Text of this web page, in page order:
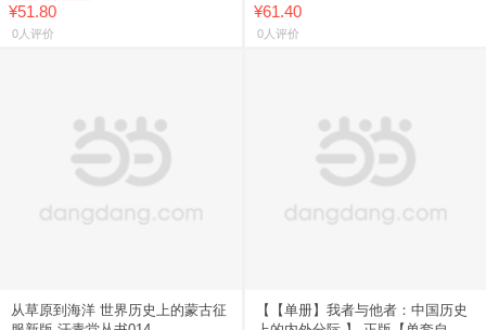
¥51.80
0人评价
¥61.40
0人评价
从草原到海洋 世界历史上的蒙古征
【【单册】我者与他者：中国历史